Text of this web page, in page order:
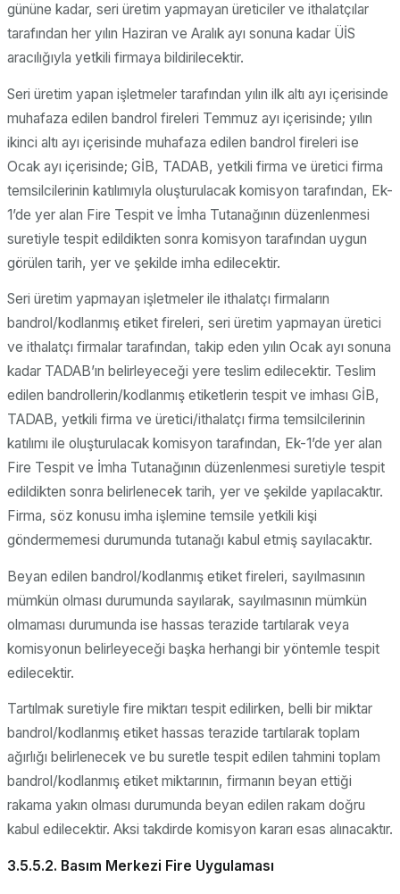
gününe kadar, seri üretim yapmayan üreticiler ve ithalatçılar
tarafından her yılın Haziran ve Aralık ayı sonuna kadar ÜİS
aracılığıyla yetkili firmaya bildirilecektir.
Seri üretim yapan işletmeler tarafından yılın ilk altı ayı içerisinde
muhafaza edilen bandrol fireleri Temmuz ayı içerisinde; yılın
ikinci altı ayı içerisinde muhafaza edilen bandrol fireleri ise
Ocak ayı içerisinde; GİB, TADAB, yetkili firma ve üretici firma
temsilcilerinin katılımıyla oluşturulacak komisyon tarafından, Ek-
1’de yer alan Fire Tespit ve İmha Tutanağının düzenlenmesi
suretiyle tespit edildikten sonra komisyon tarafından uygun
görülen tarih, yer ve şekilde imha edilecektir.
Seri üretim yapmayan işletmeler ile ithalatçı firmaların
bandrol/kodlanmış etiket fireleri, seri üretim yapmayan üretici
ve ithalatçı firmalar tarafından, takip eden yılın Ocak ayı sonuna
kadar TADAB’ın belirleyeceği yere teslim edilecektir. Teslim
edilen bandrollerin/kodlanmış etiketlerin tespit ve imhası GİB,
TADAB, yetkili firma ve üretici/ithalatçı firma temsilcilerinin
katılımı ile oluşturulacak komisyon tarafından, Ek-1’de yer alan
Fire Tespit ve İmha Tutanağının düzenlenmesi suretiyle tespit
edildikten sonra belirlenecek tarih, yer ve şekilde yapılacaktır.
Firma, söz konusu imha işlemine temsile yetkili kişi
göndermemesi durumunda tutanağı kabul etmiş sayılacaktır.
Beyan edilen bandrol/kodlanmış etiket fireleri, sayılmasının
mümkün olması durumunda sayılarak, sayılmasının mümkün
olmaması durumunda ise hassas terazide tartılarak veya
komisyonun belirleyeceği başka herhangi bir yöntemle tespit
edilecektir.
Tartılmak suretiyle fire miktarı tespit edilirken, belli bir miktar
bandrol/kodlanmış etiket hassas terazide tartılarak toplam
ağırlığı belirlenecek ve bu suretle tespit edilen tahmini toplam
bandrol/kodlanmış etiket miktarının, firmanın beyan ettiği
rakama yakın olması durumunda beyan edilen rakam doğru
kabul edilecektir. Aksi takdirde komisyon kararı esas alınacaktır.
3.5.5.2. Basım Merkezi Fire Uygulaması